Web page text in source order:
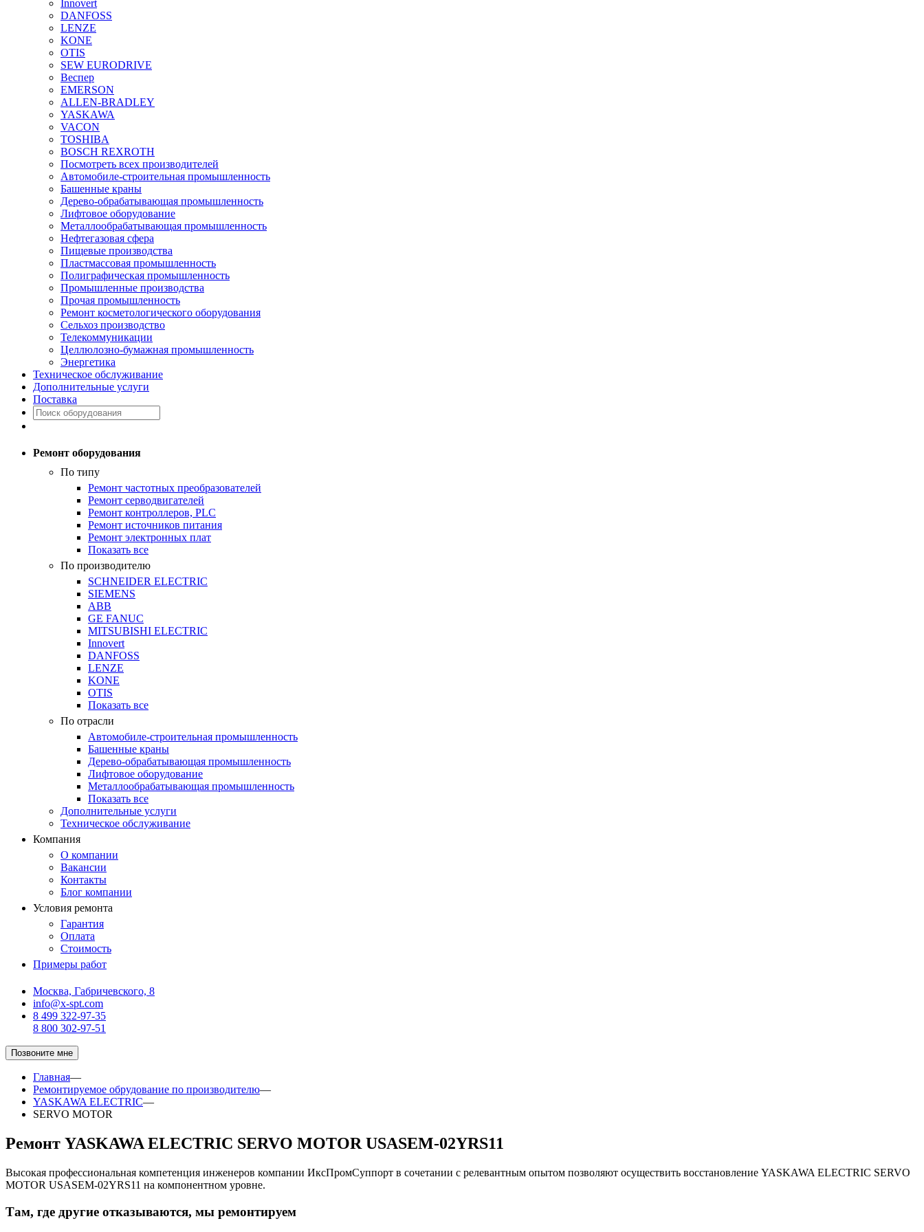
Innovert
DANFOSS
LENZE
KONE
OTIS
SEW EURODRIVE
Веспер
EMERSON
ALLEN-BRADLEY
YASKAWA
VACON
TOSHIBA
BOSCH REXROTH
Посмотреть всех производителей
Автомобиле-строительная промышленность
Башенные краны
Дерево-обрабатывающая промышленность
Лифтовое оборудование
Металлообрабатывающая промышленность
Нефтегазовая сфера
Пищевые производства
Пластмассовая промышленность
Полиграфическая промышленность
Промышленные производства
Прочая промышленность
Ремонт косметологического оборудования
Сельхоз производство
Телекоммуникации
Целлюлозно-бумажная промышленность
Энергетика
Техническое обслуживание
Дополнительные услуги
Поставка
Ремонт оборудования
По типу
Ремонт частотных преобразователей
Ремонт серводвигателей
Ремонт контроллеров, PLC
Ремонт источников питания
Ремонт электронных плат
Показать все
По производителю
SCHNEIDER ELECTRIC
SIEMENS
ABB
GE FANUC
MITSUBISHI ELECTRIC
Innovert
DANFOSS
LENZE
KONE
OTIS
Показать все
По отрасли
Автомобиле-строительная промышленность
Башенные краны
Дерево-обрабатывающая промышленность
Лифтовое оборудование
Металлообрабатывающая промышленность
Показать все
Дополнительные услуги
Техническое обслуживание
Компания
О компании
Вакансии
Контакты
Блог компании
Условия ремонта
Гарантия
Оплата
Стоимость
Примеры работ
Москва, Габричевского, 8
info@x-spt.com
8 499 322-97-35
8 800 302-97-51
Позвоните мне
Главная—
Ремонтируемое обрудование по производителю—
YASKAWA ELECTRIC—
SERVO MOTOR
Ремонт YASKAWA ELECTRIC SERVO MOTOR USASEM-02YRS11
Высокая профессиональная компетенция инженеров компании ИксПромСуппорт в сочетании с релевантным опытом позволяют осуществить восстановление YASKAWA ELECTRIC SERVO
MOTOR USASEM-02YRS11 на компонентном уровне.
Там, где другие отказываются, мы ремонтируем